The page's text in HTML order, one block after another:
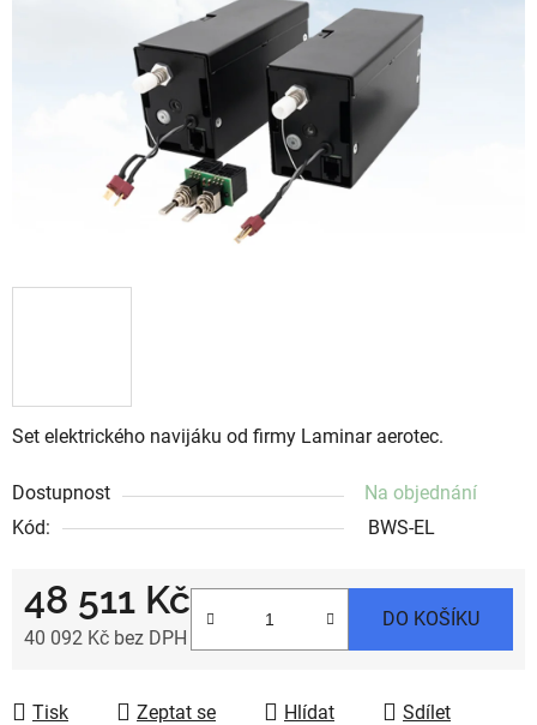
Set elektrického navijáku od firmy Laminar aerotec.
Dostupnost
Na objednání
Kód:
BWS-EL
48 511 Kč
40 092 Kč bez DPH
DO KOŠÍKU
Tisk Zeptat se Hlídat Sdílet